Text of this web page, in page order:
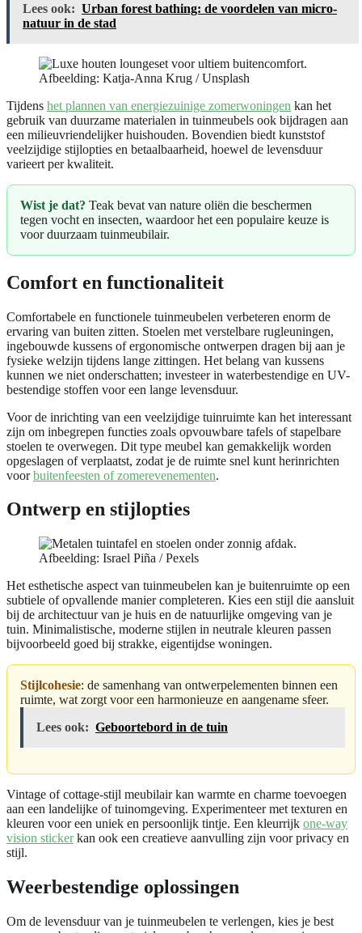
Lees ook: Urban forest bathing: de voordelen van micro-
natuur in de stad
Afbeelding: Katja-Anna Krug / Unsplash
Tijdens het plannen van energiezuinige zomerwoningen kan het
gebruik van duurzame materialen in tuinmeubels ook bijdragen aan
een milieuvriendelijker huishouden. Bovendien biedt kunststof
veelzijdige stijlopties en betaalbaarheid, hoewel de levensduur
varieert per kwaliteit.
Wist je dat? Teak bevat van nature oliën die beschermen
tegen vocht en insecten, waardoor het een populaire keuze is
voor duurzaam tuinmeubilair.
Comfort en functionaliteit
Comfortabele en functionele tuinmeubelen verbeteren enorm de
ervaring van buiten zitten. Stoelen met verstelbare rugleuningen,
ingebouwde kussens of ergonomische ontwerpen dragen bij aan je
fysieke welzijn tijdens lange zittingen. Het belang van kussens
kunnen we niet onderschatten; investeer in waterbestendige en UV-
bestendige stoffen voor een lange levensduur.
Voor de inrichting van een veelzijdige tuinruimte kan het interessant
zijn om inbegrepen functies zoals opvouwbare tafels of stapelbare
stoelen te overwegen. Dit type meubel kan gemakkelijk worden
opgeslagen of verplaatst, zodat je de ruimte snel kunt herinrichten
voorbuitenfeesten of zomerevenementen.
Ontwerp en stijlopties
Afbeelding: Israel Piña / Pexels
Het esthetische aspect van tuinmeubelen kan je buitenruimte op een
subtiele of opvallende manier completeren. Kies een stijl die aansluit
bij de architectuur van je huis en de natuurlijke omgeving van je
tuin. Minimalistische, moderne stijlen in neutrale kleuren passen
bijvoorbeeld goed bij strakke, eigentijdse woningen.
Stijlcohesie: de samenhang van ontwerpelementen binnen een
ruimte, wat zorgt voor een harmonieuze en aangename sfeer.
Lees ook: Geboortebord in de tuin
Vintage of cottage-stijl meubilair kan warmte en charme toevoegen
aan een landelijke of tuinomgeving. Experimenteer met texturen en
kleuren voor een uniek en persoonlijk tintje. Een kleurrijk one-way
vision stickerkan ook een creatieve aanvulling zijn voor privacy en
stijl.
Weerbestendige oplossingen
Om de levensduur van je tuinmeubelen te verlengen, kies je best